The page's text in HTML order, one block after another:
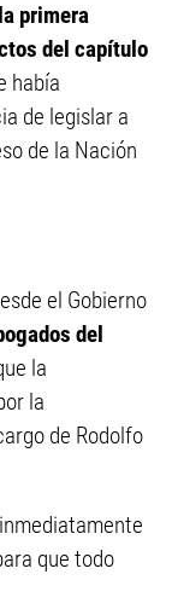
primera
del capítulo
había
de legislar a
de la Nación
el Gobierno
del
la
la
de Rodolfo
que todo